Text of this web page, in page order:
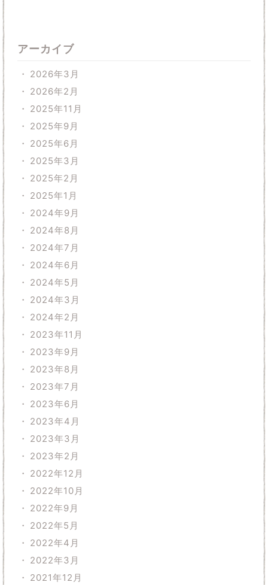
アーカイブ
2026年3月
2026年2月
2025年11月
2025年9月
2025年6月
2025年3月
2025年2月
2025年1月
2024年9月
2024年8月
2024年7月
2024年6月
2024年5月
2024年3月
2024年2月
2023年11月
2023年9月
2023年8月
2023年7月
2023年6月
2023年4月
2023年3月
2023年2月
2022年12月
2022年10月
2022年9月
2022年5月
2022年4月
2022年3月
2021年12月